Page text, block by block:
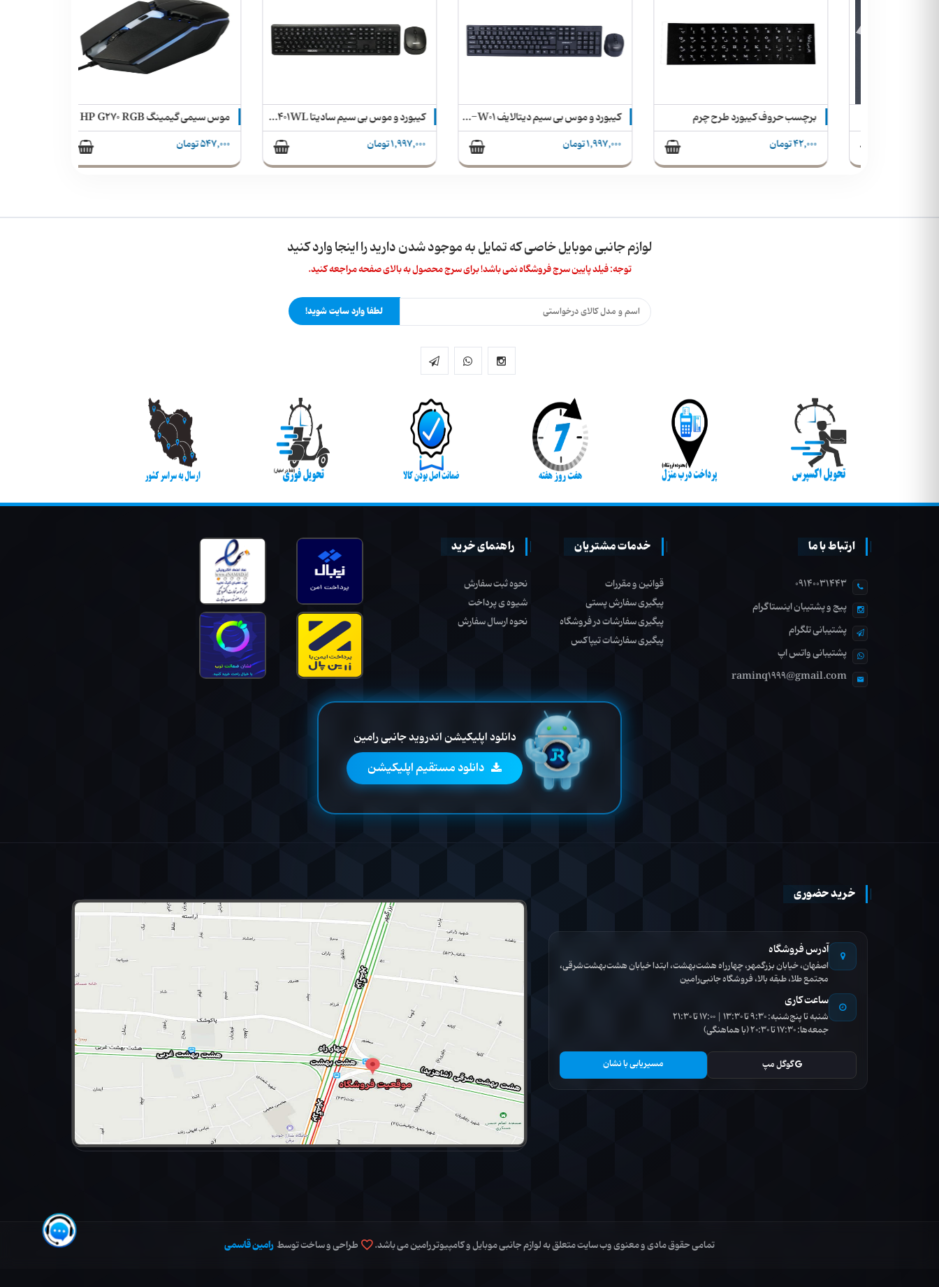
برچسب حروف کیبورد طرح چرم
42,000 تومان
کیبورد و موس بی سیم دیتالایف KM-W01
1,997,000 تومان
کیبورد و موس بی سیم سادیتا SKM-3401WL
1,997,000 تومان
موس سیمی گیمینگ HP G270 RGB
547,000 تومان
لوازم جانبی موبایل خاصی که تمایل به موجود شدن دارید را اینجا وارد کنید
توجه: فیلد پایین سرچ فروشگاه نمی باشد! برای سرچ محصول به بالای صفحه مراجعه کنید.
لطفا وارد سایت شوید!
ارتباط با ما
09140031443
پیج و پشتیبان اینستاگرام
پشتیبانی تلگرام
پشتیبانی واتس اپ
raminq1999@gmail.com
خدمات مشتریان
قوانین و مقررات
پیگیری سفارش پستی
پیگیری سفارشات در فروشگاه
پیگیری سفارشات تیپاکس
راهنمای خرید
نحوه ثبت سفارش
شیوه ی پرداخت
نحوه ارسال سفارش
دانلود اپلیکیشن اندروید جانبی رامین
دانلود مستقیم اپلیکیشن
خرید حضوری
آدرس فروشگاه
اصفهان، خیابان بزرگمهر، چهارراه هشت‌بهشت، ابتدا خیابان هشت‌بهشت‌شرقی،
مجتمع طلا، طبقه بالا، فروشگاه جانبی‌رامین
ساعت کاری
شنبه تا پنج‌شنبه: 9:30 تا 13:30 | 17:00 تا 21:30
جمعه‌ها: 17:30 تا 20:30 (با هماهنگی)
گوگل مپ مسیریابی با نشان
تمامی حقوق مادی و معنوی وب سایت متعلق به لوازم جانبی موبایل و کامپیوتر رامین می باشد. طراحی و ساخت توسطرامین قاسمی